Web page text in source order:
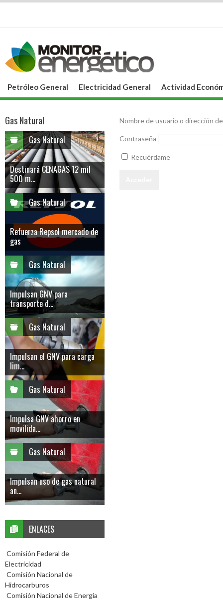
Petróleo General Electricidad General Actividad
Nombre de usuario o dirección
Contraseña
Recuérdame
Gas Natural
Gas Natural
Destinará CENAGAS 12 mil
500 m...
Gas Natural
Refuerza Repsol mercado de
gas
Gas Natural
Impulsan GNV para
transporte d...
Gas Natural
Impulsan el GNV para carga
lim...
Gas Natural
Impulsa GNV ahorro en
movilida...
Gas Natural
Impulsan uso de gas natural
an...
ENLACES
Comisión Federal de
Electricidad
Comisión Nacional de
Hidrocarburos
Comisión Nacional de Energía